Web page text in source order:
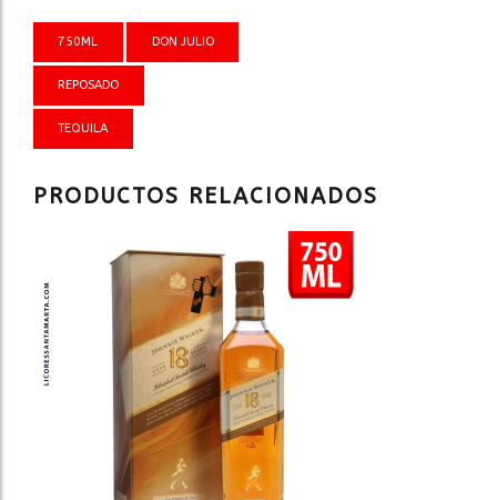
REPOSADO
cantidad
750ML DON JULIO
REPOSADO
TEQUILA
PRODUCTOS RELACIONADOS